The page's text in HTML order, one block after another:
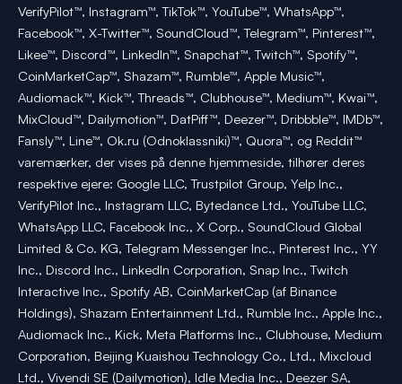
VerifyPilot™, Instagram™, TikTok™, YouTube™, WhatsApp™,
Facebook™, X-Twitter™, SoundCloud™, Telegram™, Pinterest™,
Likee™, Discord™, LinkedIn™, Snapchat™, Twitch™, Spotify™,
CoinMarketCap™, Shazam™, Rumble™, Apple Music™,
Audiomack™, Kick™, Threads™, Clubhouse™, Medium™, Kwai™,
MixCloud™, Dailymotion™, DatPiff™, Deezer™, Dribbble™, IMDb™,
Fansly™, Line™, Ok.ru (Odnoklassniki)™, Quora™, og Reddit™
varemærker, der vises på denne hjemmeside, tilhører deres
respektive ejere: Google LLC, Trustpilot Group, Yelp Inc.,
VerifyPilot Inc., Instagram LLC, Bytedance Ltd., YouTube LLC,
WhatsApp LLC, Facebook Inc., X Corp., SoundCloud Global
Limited & Co. KG, Telegram Messenger Inc., Pinterest Inc., YY
Inc., Discord Inc., LinkedIn Corporation, Snap Inc., Twitch
Interactive Inc., Spotify AB, CoinMarketCap (af Binance
Holdings), Shazam Entertainment Ltd., Rumble Inc., Apple Inc.,
Audiomack Inc., Kick, Meta Platforms Inc., Clubhouse, Medium
Corporation, Beijing Kuaishou Technology Co., Ltd., Mixcloud
Ltd., Vivendi SE (Dailymotion), Idle Media Inc., Deezer SA,